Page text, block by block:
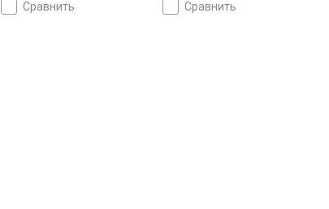
сравнить сравнить